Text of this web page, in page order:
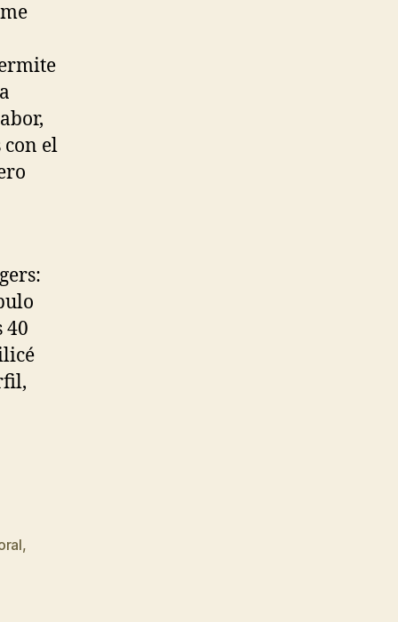
con el
40
,